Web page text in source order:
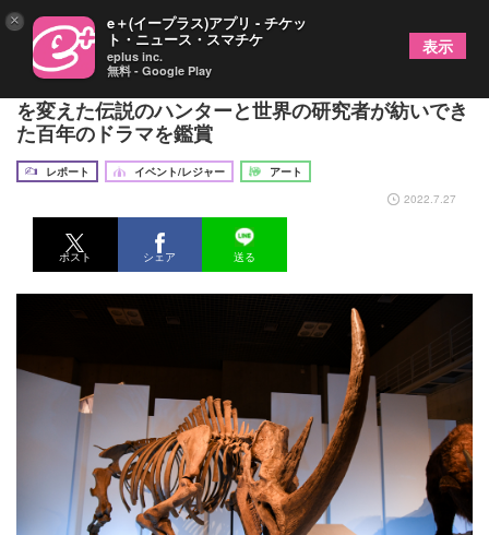
特別展『化石ハンター展』レポート 恐竜の世界史
を変えた伝説のハンターと世界の研究者が紡いでき
た百年のドラマを鑑賞
レポート イベント/レジャー
アート
2022.7.27
ポスト シェア 送る
× e＋(イープラス)アプリ - チケッ
ト・ニュース・スマチケ
eplus inc.
無料 - Google Play
表示